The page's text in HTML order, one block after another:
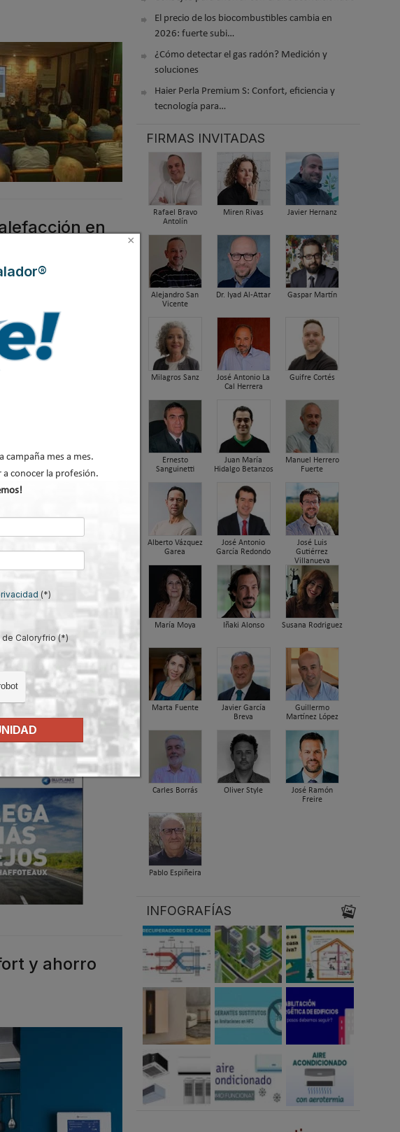
en
y ahorro
El precio de los biocombustibles cambia en
2026: fuerte subi…
¿Cómo detectar el gas radón? Medición y
soluciones
Haier Perla Premium S: Confort, eficiencia y
tecnología para…
FIRMAS INVITADAS
Rafael Bravo
Antolín
Miren Rivas Javier Hernanz
Alejandro San
Vicente
Dr. Iyad Al-Attar Gaspar Martín
Milagros Sanz
José Antonio La
Cal Herrera
Guifre Cortés
Ernesto
Sanguinetti
Juan María
Hidalgo Betanzos
Manuel Herrero
Fuerte
Alberto Vázquez
Garea
José Antonio
García Redondo
José Luis
Gutiérrez
Villanueva
María Moya Iñaki Alonso Susana Rodriguez
Marta Fuente
Javier García
Breva
Guillermo
Martínez López
Carles Borrás Oliver Style
José Ramón
Freire
Pablo Espiñeira
INFOGRAFÍAS
×
campaña mes a mes.
a conocer la profesión.
(*)
Caloryfrio (*)